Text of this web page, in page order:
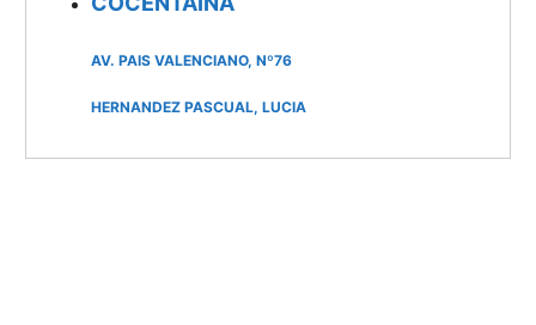
AV. PAIS VALENCIANO, Nº76
HERNANDEZ PASCUAL, LUCIA